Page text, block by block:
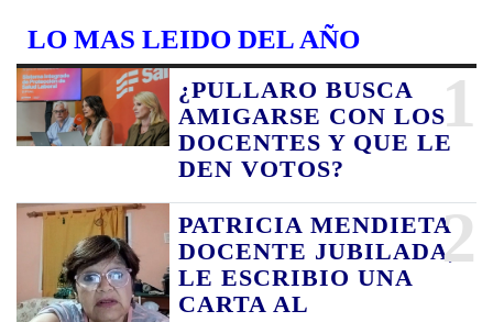
LO MAS LEIDO DEL AÑO
1
¿PULLARO BUSCA
AMIGARSE CON LOS
DOCENTES Y QUE LE
DEN VOTOS?
2
PATRICIA MENDIETA
DOCENTE JUBILADA,
LE ESCRIBIO UNA
CARTA AL